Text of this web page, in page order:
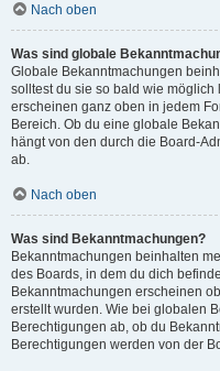
Nach oben
Was sind globale
Globale Bekanntmachungen
solltest du sie so bald wie
erscheinen ganz oben in jedem
Bereich. Ob du eine globale
hängt von den durch die Board-
ab.
Nach oben
Was sind Bekanntmachungen?
Bekanntmachungen beinhalten
des Boards, in dem du dich
Bekanntmachungen erscheinen
erstellt wurden. Wie bei globalen
Berechtigungen ab, ob du
Berechtigungen werden von der